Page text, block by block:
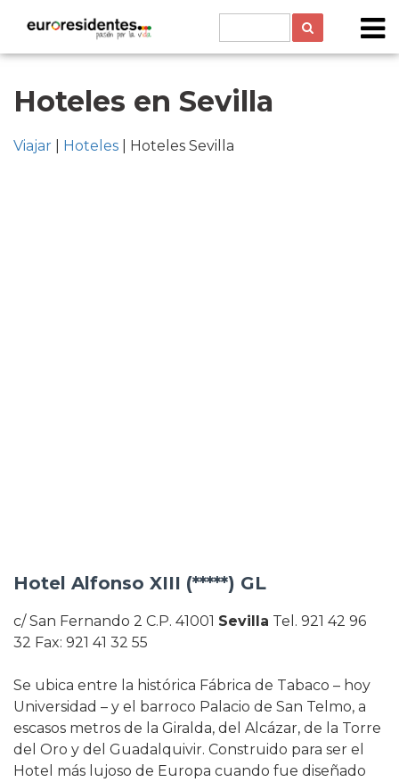
Hoteles en Sevilla
Viajar Hoteles | Hoteles Sevilla
Hotel Alfonso XIII (*****) GL
c/ San Fernando 2 C.P. 41001 Sevilla Tel. 921 42 96
32 Fax: 921 41 32 55
Se ubica entre la histórica Fábrica de Tabaco – hoy
Universidad – y el barroco Palacio de San Telmo, a
escasos metros de la Giralda, del Alcázar, de la Torre
del Oro y del Guadalquivir. Construido para ser el
Hotel más lujoso de Europa cuando fue diseñado